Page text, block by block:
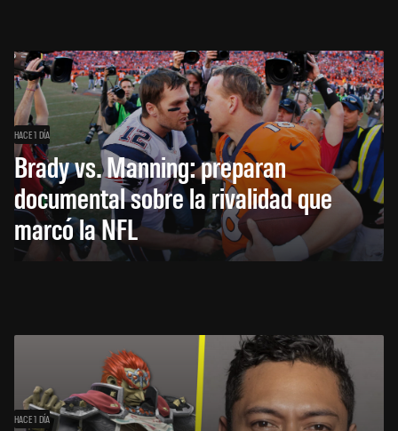
HACE 1 DÍA
Brady vs. Manning: preparan
documental sobre la rivalidad que
marcó la NFL
HACE 1 DÍA